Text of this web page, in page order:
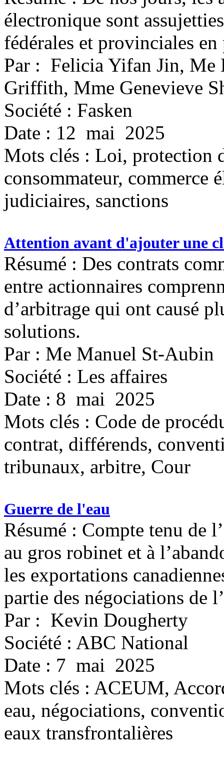
électronique sont
fédérales et provinciales
Par : Felicia Yifan Jin, Me
Griffith, Mme Genevieve
Société : Fasken
Date : 12 mai 2025
Mots clés : Loi, protection
consommateur, commerce
judiciaires, sanctions
Attention avant d'ajouter une
Résumé : Des contrats
entre actionnaires
d’arbitrage qui ont causé
solutions.
Par : Me Manuel St-Aubin
Société : Les affaires
Date : 8 mai 2025
Mots clés : Code de
contrat, différends,
tribunaux, arbitre, Cour
Guerre de l'eau
Résumé : Compte tenu de
au gros robinet et à
les exportations
partie des négociations de
Par : Kevin Dougherty
Société : ABC National
Date : 7 mai 2025
Mots clés : ACEUM,
eau, négociations,
eaux transfrontalières